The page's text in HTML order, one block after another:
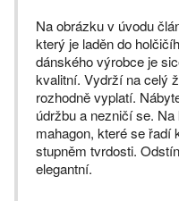
Na obrázku v úvodu
který je laděn do
dánského výrobce je
kvalitní. Vydrží na celý
rozhodně vyplatí.
údržbu a nezničí se.
mahagon, které se
stupněm tvrdosti.
elegantní.